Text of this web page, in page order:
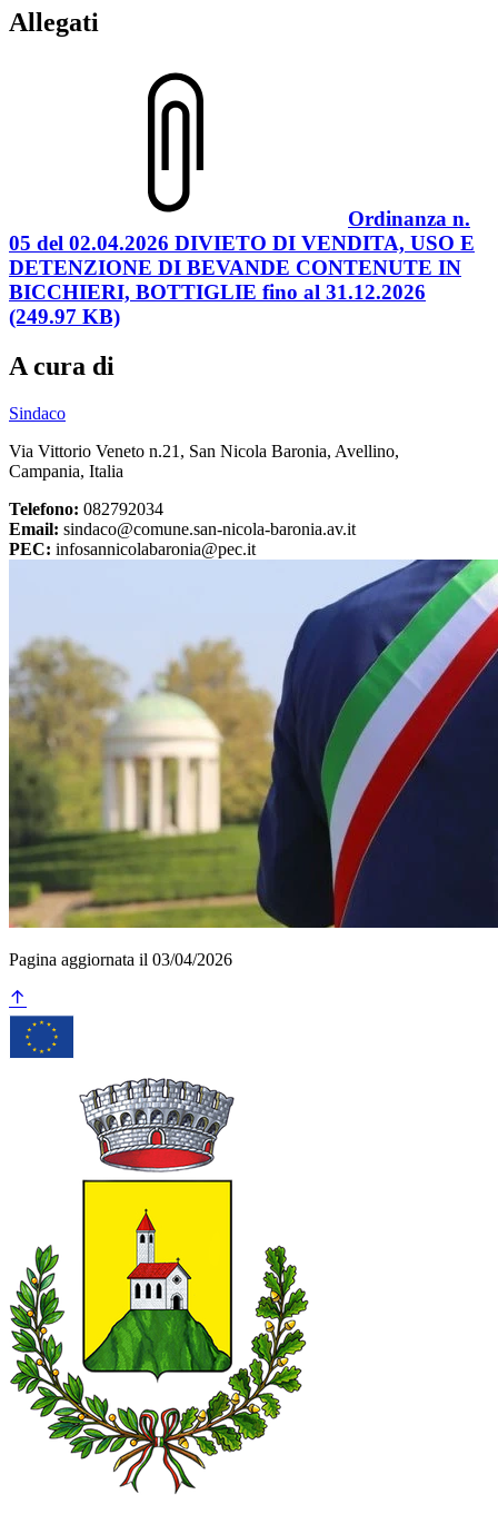
Allegati
Ordinanza n.
05 del 02.04.2026 DIVIETO DI VENDITA, USO E
DETENZIONE DI BEVANDE CONTENUTE IN
BICCHIERI, BOTTIGLIE fino al 31.12.2026
(249.97 KB)
A cura di
Sindaco
Via Vittorio Veneto n.21, San Nicola Baronia, Avellino,
Campania, Italia
Telefono: 082792034
Email: sindaco@comune.san-nicola-baronia.av.it
PEC: infosannicolabaronia@pec.it
Pagina aggiornata il 03/04/2026